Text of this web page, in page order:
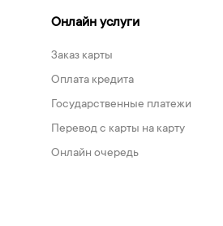
Онлайн услуги
Заказ карты
Оплата кредита
Государственные платежи
Перевод с карты на карту
Онлайн очередь